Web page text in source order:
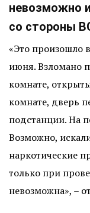
невозможно
со стороны
«Это произошло
июня. Взломано
комнате,
комнате, дверь
подстанции. На
Возможно,
наркотические
только при
невозможна», –